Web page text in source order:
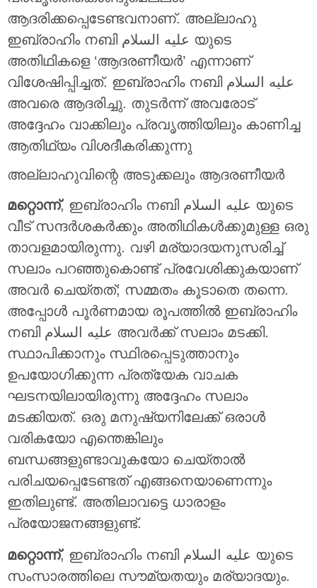
ആദരിക്കപ്പെടേണ്ടവനാണ്. അല്ലാഹു
ഇബ്രാഹിം നബി عليه السلام യുടെ
അതിഥികളെ ‘ആദരണീയര്‍’ എന്നാണ്
വിശേഷിപ്പിച്ചത്. ഇബ്രാഹിം നബി عليه السلام
അവരെ ആദരിച്ചു. തുടര്‍ന്ന് അവരോട്
അദ്ദേഹം വാക്കിലും പ്രവൃത്തിയിലും കാണിച്ച
ആതിഥ്യം വിശദീകരിക്കുന്നു
അല്ലാഹുവിന്റെ അടുക്കലും ആദരണീയര്‍
മറ്റൊന്ന്, ഇബ്രാഹിം നബി عليه السلام യുടെ
വീട് സന്ദര്‍ശകര്‍ക്കും അതിഥികള്‍ക്കുമുള്ള ഒരു
താവളമായിരുന്നു. വഴി മര്യാദയനുസരിച്ച്
സലാം പറഞ്ഞുകൊണ്ട് പ്രവേശിക്കുകയാണ്
അവര്‍ ചെയ്തത്; സമ്മതം കൂടാതെ തന്നെ.
അപ്പോള്‍ പൂര്‍ണമായ രൂപത്തില്‍ ഇബ്രാഹിം
നബി عليه السلام അവര്‍ക്ക് സലാം മടക്കി.
സ്ഥാപിക്കാനും സ്ഥിരപ്പെടുത്താനും
ഉപയോഗിക്കുന്ന പ്രത്യേക വാചക
ഘടനയിലായിരുന്നു അദ്ദേഹം സലാം
മടക്കിയത്. ഒരു മനുഷ്യനിലേക്ക് ഒരാള്‍
വരികയോ എന്തെങ്കിലും
ബന്ധങ്ങളുണ്ടാവുകയോ ചെയ്താല്‍
പരിചയപ്പെടേണ്ടത് എങ്ങനെയാണെന്നും
ഇതിലുണ്ട്. അതിലാവട്ടെ ധാരാളം
പ്രയോജനങ്ങളുണ്ട്.
മറ്റൊന്ന്, ഇബ്രാഹിം നബി عليه السلام യുടെ
സംസാരത്തിലെ സൗമ്യതയും മര്യാദയും.